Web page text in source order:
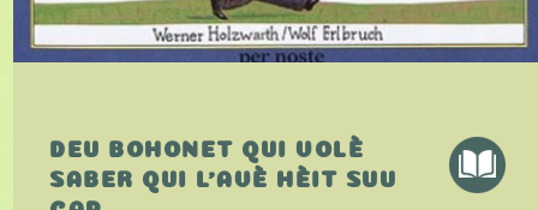
DEU BOHONET QUI VOLÈ
SABER QUI L'AVÈ HÈIT SUU